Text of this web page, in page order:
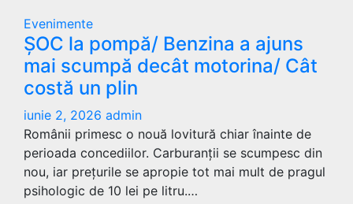
Evenimente
ȘOC la pompă/ Benzina a ajuns
mai scumpă decât motorina/ Cât
costă un plin
iunie 2, 2026 admin
Românii primesc o nouă lovitură chiar înainte de
perioada concediilor. Carburanții se scumpesc din
nou, iar prețurile se apropie tot mai mult de pragul
psihologic de 10 lei pe litru.…